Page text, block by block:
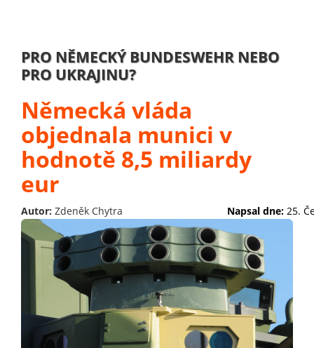
PRO NĚMECKÝ BUNDESWEHR NEBO
PRO UKRAJINU?
Německá vláda
objednala munici v
hodnotě 8,5 miliardy
eur
Autor: Zdeněk Chytra Napsal dne: 25.